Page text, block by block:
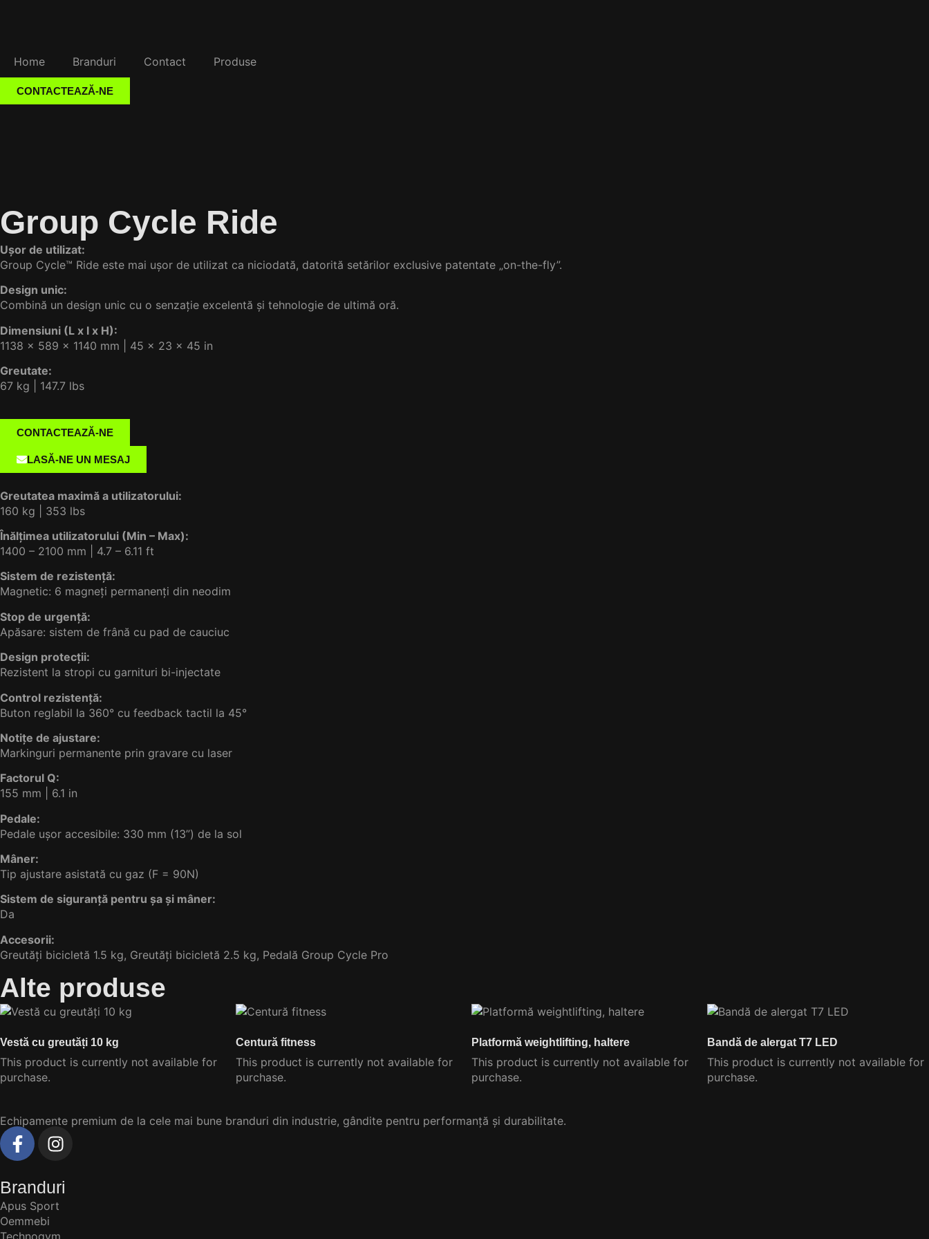
Home Branduri Contact Produse
CONTACTEAZĂ-NE
Group Cycle Ride
Ușor de utilizat:
Group Cycle™ Ride este mai ușor de utilizat ca niciodată, datorită setărilor exclusive patentate „on-the-fly”.
Design unic:
Combină un design unic cu o senzație excelentă și tehnologie de ultimă oră.
Dimensiuni (L x l x H):
1138 × 589 × 1140 mm | 45 × 23 × 45 in
Greutate:
67 kg | 147.7 lbs
CONTACTEAZĂ-NE
LASĂ-NE UN MESAJ
Greutatea maximă a utilizatorului:
160 kg | 353 lbs
Înălțimea utilizatorului (Min – Max):
1400 – 2100 mm | 4.7 – 6.11 ft
Sistem de rezistență:
Magnetic: 6 magneți permanenți din neodim
Stop de urgență:
Apăsare: sistem de frână cu pad de cauciuc
Design protecții:
Rezistent la stropi cu garnituri bi-injectate
Control rezistență:
Buton reglabil la 360° cu feedback tactil la 45°
Notițe de ajustare:
Markinguri permanente prin gravare cu laser
Factorul Q:
155 mm | 6.1 in
Pedale:
Pedale ușor accesibile: 330 mm (13”) de la sol
Mâner:
Tip ajustare asistată cu gaz (F = 90N)
Sistem de siguranță pentru șa și mâner:
Da
Accesorii:
Greutăți bicicletă 1.5 kg, Greutăți bicicletă 2.5 kg, Pedală Group Cycle Pro
Alte produse
Vestă cu greutăți 10 kg
This product is currently not available for
purchase.
Centură fitness
This product is currently not available for
purchase.
Platformă weightlifting, haltere
This product is currently not available for
purchase.
Bandă de alergat T7 LED
This product is currently not available for
purchase.
Echipamente premium de la cele mai bune branduri din industrie, gândite pentru performanță și durabilitate.
Branduri
Apus Sport
Oemmebi